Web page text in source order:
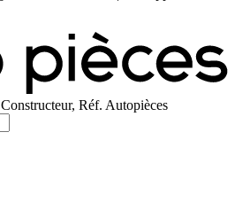
Réf. Autopièces